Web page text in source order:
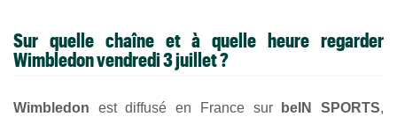
Sur quelle chaîne et à quelle heure regarder
Wimbledon vendredi 3 juillet ?
Wimbledon est diffusé en France sur beIN SPORTS,